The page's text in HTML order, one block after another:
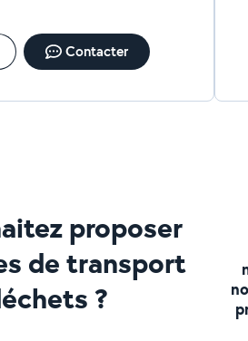
Contacter
proposer
de transport
?